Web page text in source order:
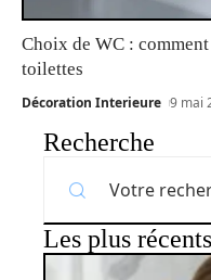
Choix de WC :
toilettes
Décoration Interieure 9 mai
Recherche
Les plus récents